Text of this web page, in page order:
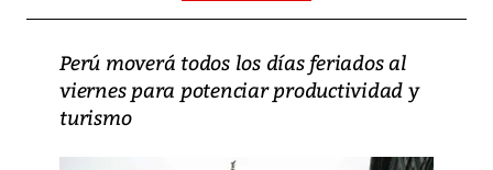
Perú moverá todos los días feriados al
viernes para potenciar productividad y
turismo